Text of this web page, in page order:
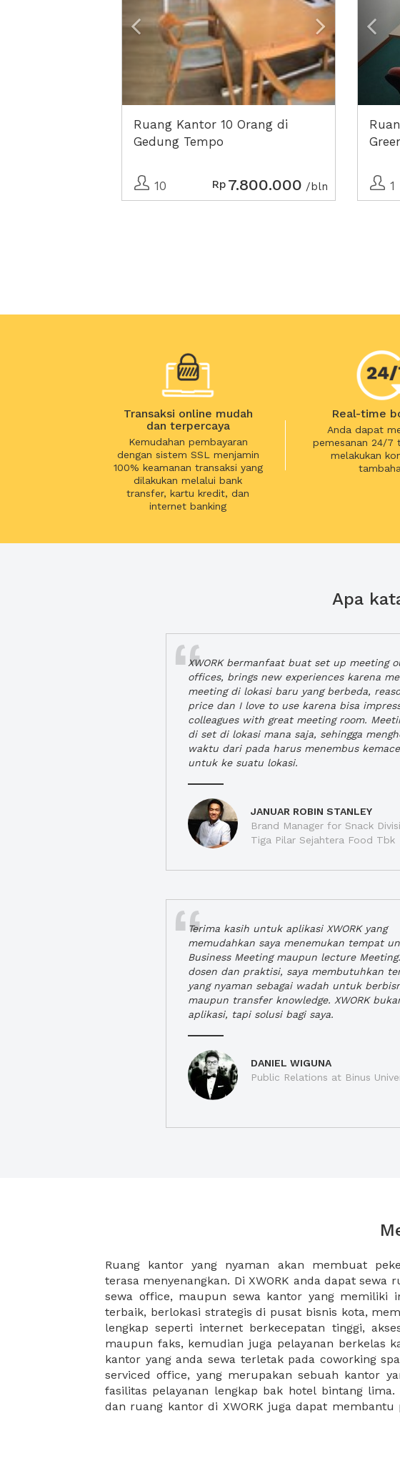
Ruang Kantor 10 Orang di
Gedung Tempo
10 Rp 7.800.000 /bln 1
Transaksi online mudah
dan terpercaya
Kemudahan pembayaran
dengan sistem SSL menjamin
100% keamanan transaksi yang
dilakukan melalui bank
transfer, kartu kredit, dan
internet banking
Real-time
Anda dapat
pemesanan 24/7
melakukan
Apa
XWORK bermanfaat buat set up meeting
offices, brings new experiences karena
meeting di lokasi baru yang berbeda,
price dan I love to use karena bisa
colleagues with great meeting room.
di set di lokasi mana saja, sehingga
waktu dari pada harus menembus
untuk ke suatu lokasi.
JANUAR ROBIN STANLEY
Brand Manager for Snack
Tiga Pilar Sejahtera Food Tbk
Terima kasih untuk aplikasi XWORK yang
memudahkan saya menemukan tempat
Business Meeting maupun lecture
dosen dan praktisi, saya membutuhkan
yang nyaman sebagai wadah untuk
maupun transfer knowledge. XWORK
aplikasi, tapi solusi bagi saya.
DANIEL WIGUNA
Public Relations at Binus
Ruang kantor yang nyaman akan membuat
terasa menyenangkan. Di XWORK anda dapat sewa
sewa office, maupun sewa kantor yang memiliki
terbaik, berlokasi strategis di pusat bisnis kota,
lengkap seperti internet berkecepatan tinggi,
maupun faks, kemudian juga pelayanan berkelas
kantor yang anda sewa terletak pada coworking
serviced office, yang merupakan sebuah kantor
fasilitas pelayanan lengkap bak hotel bintang lima.
dan ruang kantor di XWORK juga dapat membantu
legalitas usaha baru Anda, seperti surat domisili,
Perusahaan, Surat Izin Usaha Perdagangan,
pendirian PT maupun akte pendirian CV untuk
Sewa ruang kantor XWORK juga mempermudah
kantor Anda, karena anda dapat memilih kantor
sewa, kemudian Anda dapat survey atau
kantor Anda, semuanya akan dibuat lebih mudah
kantor terbaik Anda, dan juga sewa kantor murah